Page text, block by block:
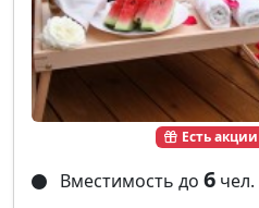
Есть
Вместимость до 6 чел.